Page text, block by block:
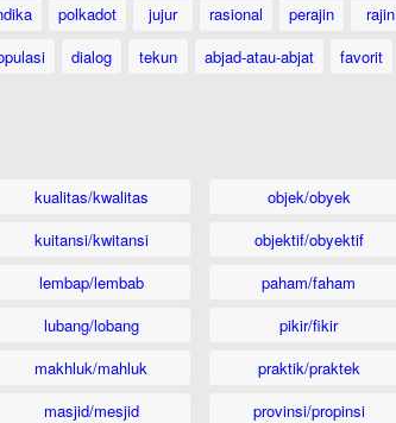
polkadot jujur rasional perajin
rajin
dialog tekun abjad-atau-abjat
favorit
kualitas/kwalitas
kuitansi/kwitansi
lembap/lembab
lubang/lobang
makhluk/mahluk
masjid/mesjid
objek/obyek
objektif/obyektif
paham/faham
pikir/fikir
praktik/praktek
provinsi/propinsi